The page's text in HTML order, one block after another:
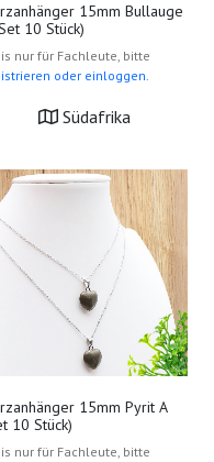
15mm Bullauge
10 Stück)
nur für Fachleute, bitte
oder einloggen.
Südafrika
15mm Pyrit A
10 Stück)
nur für Fachleute, bitte